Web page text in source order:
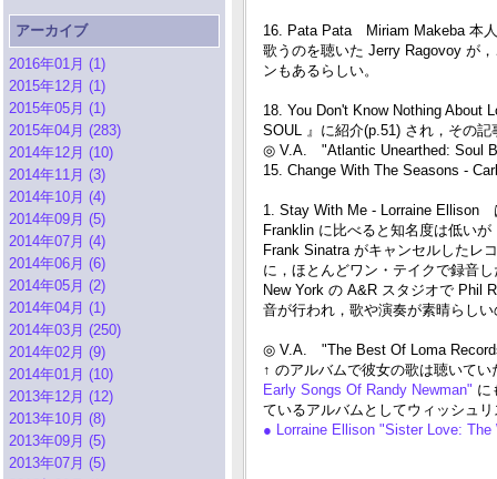
アーカイブ
2016年01月 (1)
2015年12月 (1)
2015年05月 (1)
2015年04月 (283)
2014年12月 (10)
2014年11月 (3)
2014年10月 (4)
2014年09月 (5)
2014年07月 (4)
2014年06月 (6)
2014年05月 (2)
2014年04月 (1)
2014年03月 (250)
2014年02月 (9)
2014年01月 (10)
2013年12月 (12)
2013年10月 (8)
2013年09月 (5)
2013年07月 (5)
16. Pata Pata Miriam Makeba 本
歌うのを聴いた Jerry Ragovoy が
ンもあるらしい。
18. You Don't Know Nothing
SOUL 』に紹介(p.51) され，その
◎ V.A. "Atlantic Unearthed: Soul
15. Change With The Seasons -
1. Stay With Me - Lorraine Ellison
Franklin に比べると知名度は低い
Frank Sinatra がキャンセルしたレ
に，ほとんどワン・テイクで録音
New York の A&R スタジオで Phil
音が行われ，歌や演奏が素晴らし
◎ V.A. "The Best Of Loma
↑ のアルバムで彼女の歌は聴いて
Early Songs Of Randy Newman" に
ているアルバムとしてウィッシュ
● Lorraine Ellison "Sister Love: